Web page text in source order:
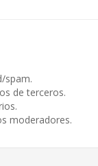
spam.
de terceros.
moderadores.